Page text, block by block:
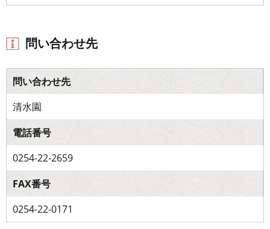
問い合わせ先
問い合わせ先
清水園
電話番号
0254-22-2659
FAX番号
0254-22-0171